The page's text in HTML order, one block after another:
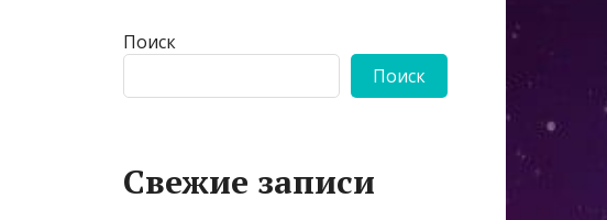
Поиск
Поиск
Свежие записи